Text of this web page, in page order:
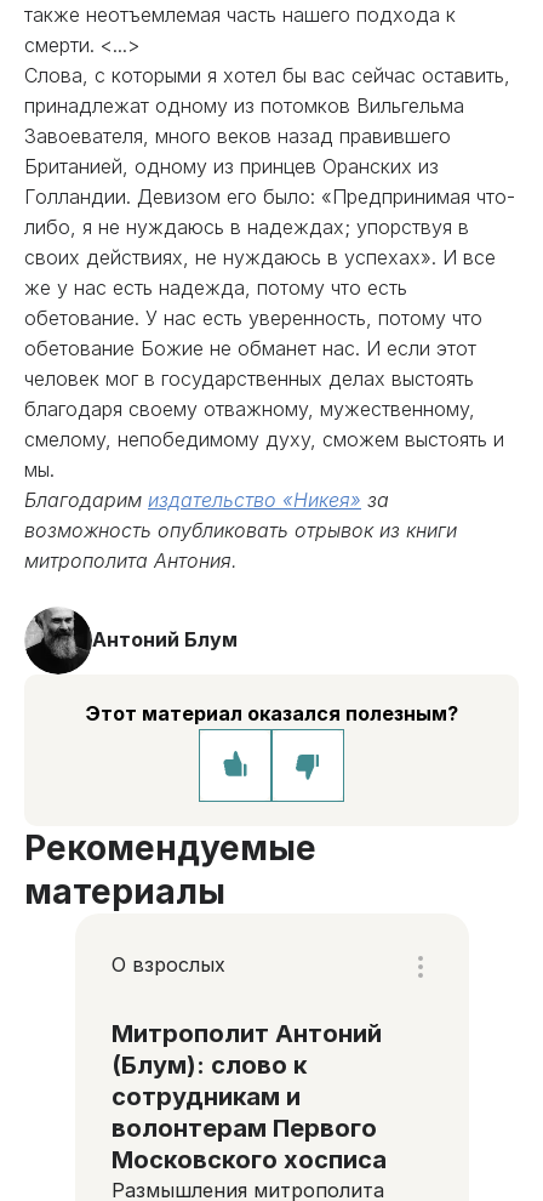
также неотъемлемая часть нашего подхода к
смерти. <...>
Слова, с которыми я хотел бы вас сейчас оставить,
принадлежат одному из потомков Вильгельма
Завоевателя, много веков назад правившего
Британией, одному из принцев Оранских из
Голландии. Девизом его было: «Предпринимая что-
либо, я не нуждаюсь в надеждах; упорствуя в
своих действиях, не нуждаюсь в успехах». И все
же у нас есть надежда, потому что есть
обетование. У нас есть уверенность, потому что
обетование Божие не обманет нас. И если этот
человек мог в государственных делах выстоять
благодаря своему отважному, мужественному,
смелому, непобедимому духу, сможем выстоять и
мы.
Благодарим издательство «Никея» за
возможность опубликовать отрывок из книги
митрополита Антония.
Антоний Блум
Этот материал оказался полезным?
Рекомендуемые
материалы
О взрослых
Митрополит Антоний
(Блум): слово к
сотрудникам и
волонтерам Первого
Московского хосписа
Размышления митрополита